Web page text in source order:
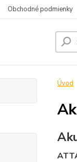
Obchodné podmienky
Úvod